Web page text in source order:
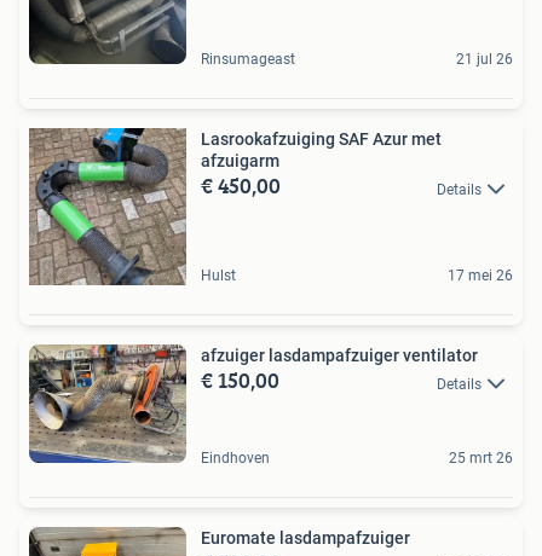
Rinsumageast 21 jul 26
Lasrookafzuiging SAF Azur met
afzuigarm
€ 450,00 Details
Hulst 17 mei 26
afzuiger lasdampafzuiger ventilator
€ 150,00 Details
Eindhoven 25 mrt 26
Euromate lasdampafzuiger